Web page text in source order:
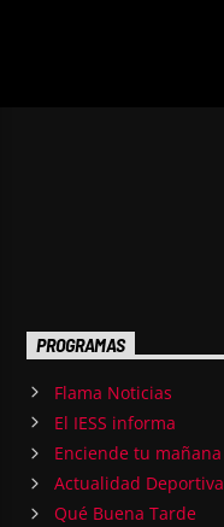
PROGRAMAS
Flama Noticias
El IESS informa
Enciende tu mañana
Actualidad Deportiva
Qué Buena Tarde